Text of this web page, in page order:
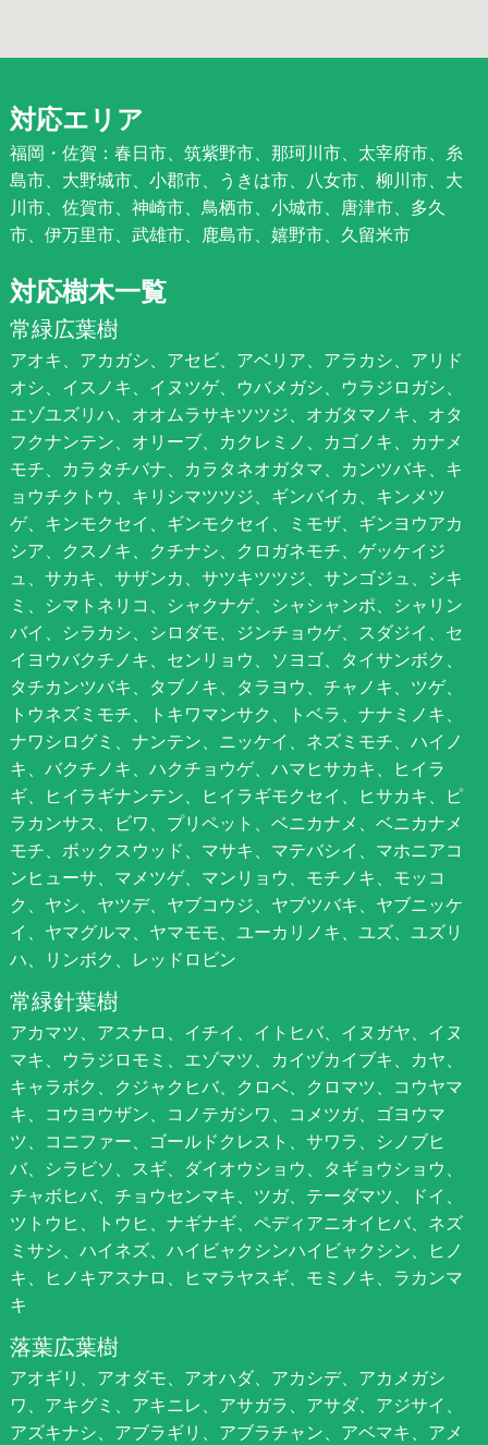
対応エリア
福岡・佐賀：春日市、筑紫野市、那珂川市、太宰府市、糸
島市、大野城市、小郡市、うきは市、八女市、柳川市、大
川市、佐賀市、神崎市、鳥栖市、小城市、唐津市、多久
市、伊万里市、武雄市、鹿島市、嬉野市、久留米市
対応樹木一覧
常緑広葉樹
アオキ、アカガシ、アセビ、アベリア、アラカシ、アリド
オシ、イスノキ、イヌツゲ、ウバメガシ、ウラジロガシ、
エゾユズリハ、オオムラサキツツジ、オガタマノキ、オタ
フクナンテン、オリーブ、カクレミノ、カゴノキ、カナメ
モチ、カラタチバナ、カラタネオガタマ、カンツバキ、キ
ョウチクトウ、キリシマツツジ、ギンバイカ、キンメツ
ゲ、キンモクセイ、ギンモクセイ、ミモザ、ギンヨウアカ
シア、クスノキ、クチナシ、クロガネモチ、ゲッケイジ
ュ、サカキ、サザンカ、サツキツツジ、サンゴジュ、シキ
ミ、シマトネリコ、シャクナゲ、シャシャンポ、シャリン
バイ、シラカシ、シロダモ、ジンチョウゲ、スダジイ、セ
イヨウバクチノキ、センリョウ、ソヨゴ、タイサンボク、
タチカンツバキ、タブノキ、タラヨウ、チャノキ、ツゲ、
トウネズミモチ、トキワマンサク、トベラ、ナナミノキ、
ナワシログミ、ナンテン、ニッケイ、ネズミモチ、ハイノ
キ、バクチノキ、ハクチョウゲ、ハマヒサカキ、ヒイラ
ギ、ヒイラギナンテン、ヒイラギモクセイ、ヒサカキ、ピ
ラカンサス、ビワ、プリペット、ベニカナメ、ベニカナメ
モチ、ボックスウッド、マサキ、マテバシイ、マホニアコ
ンヒューサ、マメツゲ、マンリョウ、モチノキ、モッコ
ク、ヤシ、ヤツデ、ヤブコウジ、ヤブツバキ、ヤブニッケ
イ、ヤマグルマ、ヤマモモ、ユーカリノキ、ユズ、ユズリ
ハ、リンボク、レッドロビン
常緑針葉樹
アカマツ、アスナロ、イチイ、イトヒバ、イヌガヤ、イヌ
マキ、ウラジロモミ、エゾマツ、カイヅカイブキ、カヤ、
キャラボク、クジャクヒバ、クロベ、クロマツ、コウヤマ
キ、コウヨウザン、コノテガシワ、コメツガ、ゴヨウマ
ツ、コニファー、ゴールドクレスト、サワラ、シノブヒ
バ、シラビソ、スギ、ダイオウショウ、タギョウショウ、
チャボヒバ、チョウセンマキ、ツガ、テーダマツ、ドイ、
ツトウヒ、トウヒ、ナギナギ、ペディアニオイヒバ、ネズ
ミサシ、ハイネズ、ハイビャクシンハイビャクシン、ヒノ
キ、ヒノキアスナロ、ヒマラヤスギ、モミノキ、ラカンマ
キ
落葉広葉樹
アオギリ、アオダモ、アオハダ、アカシデ、アカメガシ
ワ、アキグミ、アキニレ、アサガラ、アサダ、アジサイ、
アズキナシ、アブラギリ、アブラチャン、アベマキ、アメ